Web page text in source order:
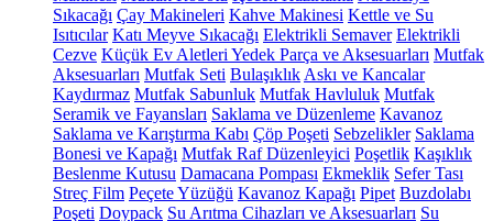
Sıkacağı Çay Makineleri Kahve Makinesi Kettle ve Su
Isıtıcılar Katı Meyve Sıkacağı Elektrikli Semaver Elektrikli
Cezve Küçük Ev Aletleri Yedek Parça ve Aksesuarları Mutfak
Aksesuarları Mutfak Seti Bulaşıklık Askı ve Kancalar
Kaydırmaz Mutfak Sabunluk Mutfak Havluluk Mutfak
Seramik ve Fayansları Saklama ve Düzenleme Kavanoz
Saklama ve Karıştırma Kabı Çöp Poşeti Sebzelikler Saklama
Bonesi ve Kapağı Mutfak Raf Düzenleyici Poşetlik Kaşıklık
Beslenme Kutusu Damacana Pompası Ekmeklik Sefer Tası
Streç Film Peçete Yüzüğü Kavanoz Kapağı Pipet Buzdolabı
Poşeti Doypack Su Arıtma Cihazları ve Aksesuarları Su